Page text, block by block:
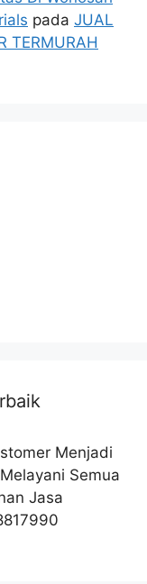
pada JUAL
TERMURAH
Menjadi
Semua
Jasa